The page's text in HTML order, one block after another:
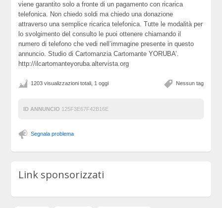
viene garantito solo a fronte di un pagamento con ricarica
telefonica. Non chiedo soldi ma chiedo una donazione
attraverso una semplice ricarica telefonica. Tutte le modalità per
lo svolgimento del consulto le puoi ottenere chiamando il
numero di telefono che vedi nell’immagine presente in questo
annuncio. Studio di Cartomanzia Cartomante YORUBA’.
http://ilcartomanteyoruba.altervista.org
Nessun tag
1203 visualizzazioni totali, 1 oggi
ID ANNUNCIO 125F3E67F42B16E
Segnala problema
Link sponsorizzati